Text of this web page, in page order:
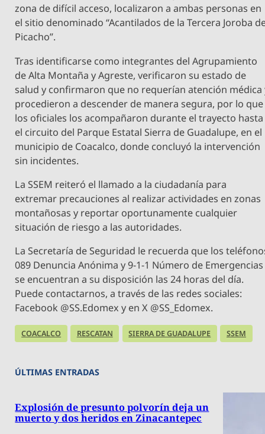
zona de difícil acceso, localizaron a ambas personas en
el sitio denominado “Acantilados de la Tercera Joroba
Picacho”.
Tras identificarse como integrantes del Agrupamiento
de Alta Montaña y Agreste, verificaron su estado de
salud y confirmaron que no requerían atención médica
procedieron a descender de manera segura, por lo que
los oficiales los acompañaron durante el trayecto hasta
el circuito del Parque Estatal Sierra de Guadalupe, en el
municipio de Coacalco, donde concluyó la intervención
sin incidentes.
La SSEM reiteró el llamado a la ciudadanía para
extremar precauciones al realizar actividades en zonas
montañosas y reportar oportunamente cualquier
situación de riesgo a las autoridades.
La Secretaría de Seguridad le recuerda que los
089 Denuncia Anónima y 9-1-1 Número de Emergencias
se encuentran a su disposición las 24 horas del día.
Puede contactarnos, a través de las redes sociales:
Facebook @SS.Edomex y en X @SS_Edomex.
COACALCO RESCATAN SIERRA DE GUADALUPE SSEM
ÚLTIMAS ENTRADAS
Explosión de presunto polvorín deja un
muerto y dos heridos en Zinacantepec